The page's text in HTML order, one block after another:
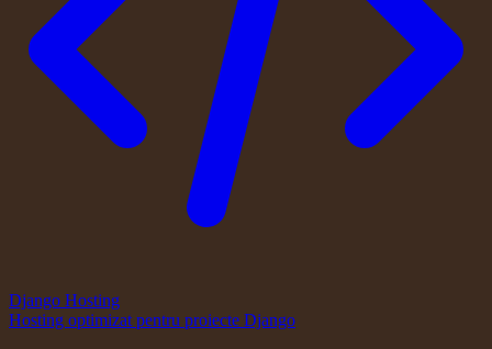
Django Hosting
Hosting optimizat pentru proiecte Django